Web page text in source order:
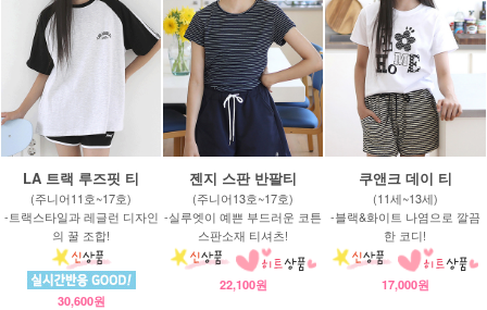
LA 트랙 루즈핏 티
(주니어11호~17호)
-트랙스타일과 레글런 디자인
의 꿀 조합!
30,600원
젠지 스판 반팔티
(주니어13호~17호)
-실루엣이 예쁜 부드러운 코튼
스판소재 티셔츠!
22,100원
쿠앤크 데이 티
(11세~13세)
-블랙&화이트 나염으로 깔끔
한 코디!
17,000원